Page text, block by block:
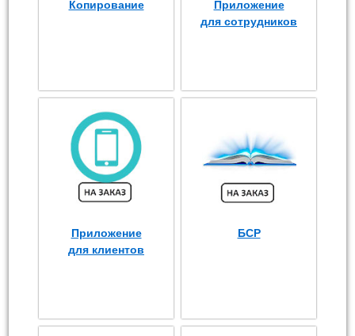
Копирование
Приложение
для сотрудников
Приложение
для клиентов
БСР